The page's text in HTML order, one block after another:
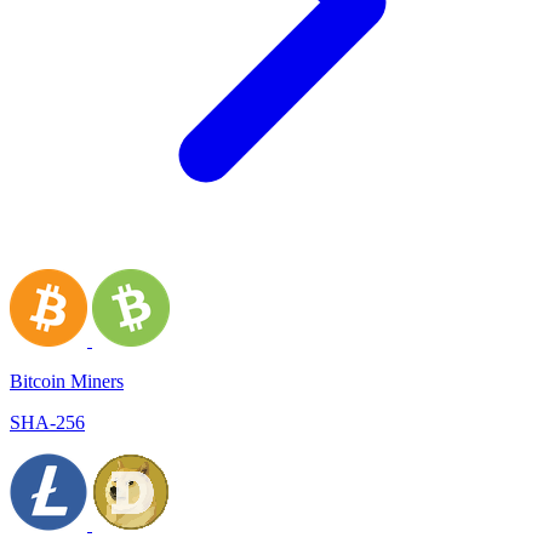
Bitcoin Miners
SHA-256